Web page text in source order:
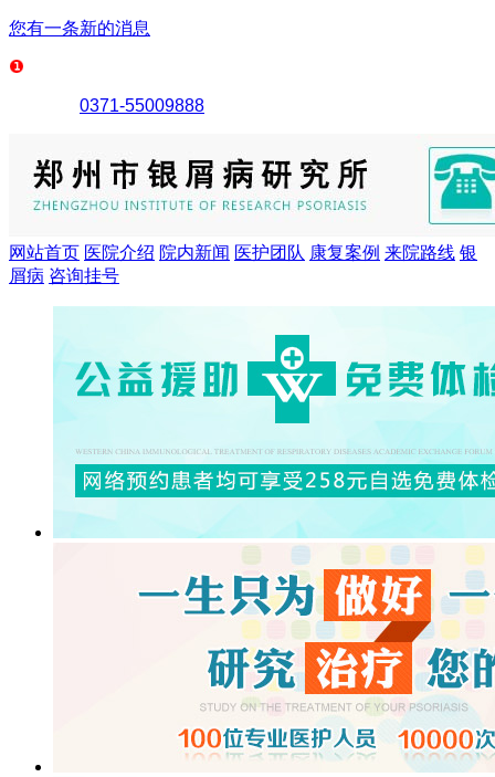
您有一条新的消息
0371-55009888
网站首页 医院介绍 院内新闻 医护团队 康复案例 来院路线 银
屑病 咨询挂号